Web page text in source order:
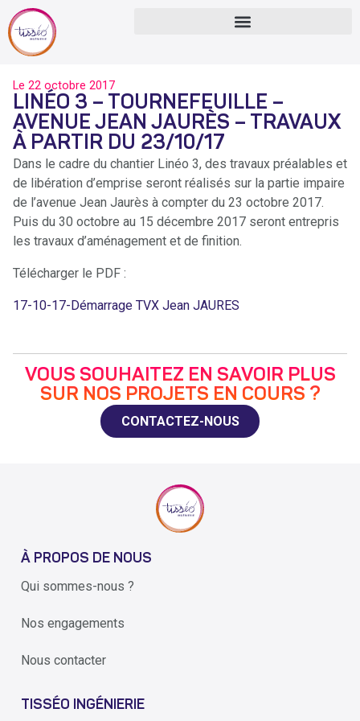
Le 22 octobre 2017
LINÉO 3 – TOURNEFEUILLE –
AVENUE JEAN JAURÈS – TRAVAUX
À PARTIR DU 23/10/17
Dans le cadre du chantier Linéo 3, des travaux préalables et
de libération d’emprise seront réalisés sur la partie impaire
de l’avenue Jean Jaurès à compter du 23 octobre 2017.
Puis du 30 octobre au 15 décembre 2017 seront entrepris
les travaux d’aménagement et de finition.
Télécharger le PDF :
17-10-17-Démarrage TVX Jean JAURES
VOUS SOUHAITEZ EN SAVOIR PLUS
SUR NOS PROJETS EN COURS ?
CONTACTEZ-NOUS
À PROPOS DE NOUS
Qui sommes-nous ?
Nos engagements
Nous contacter
TISSÉO INGÉNIERIE